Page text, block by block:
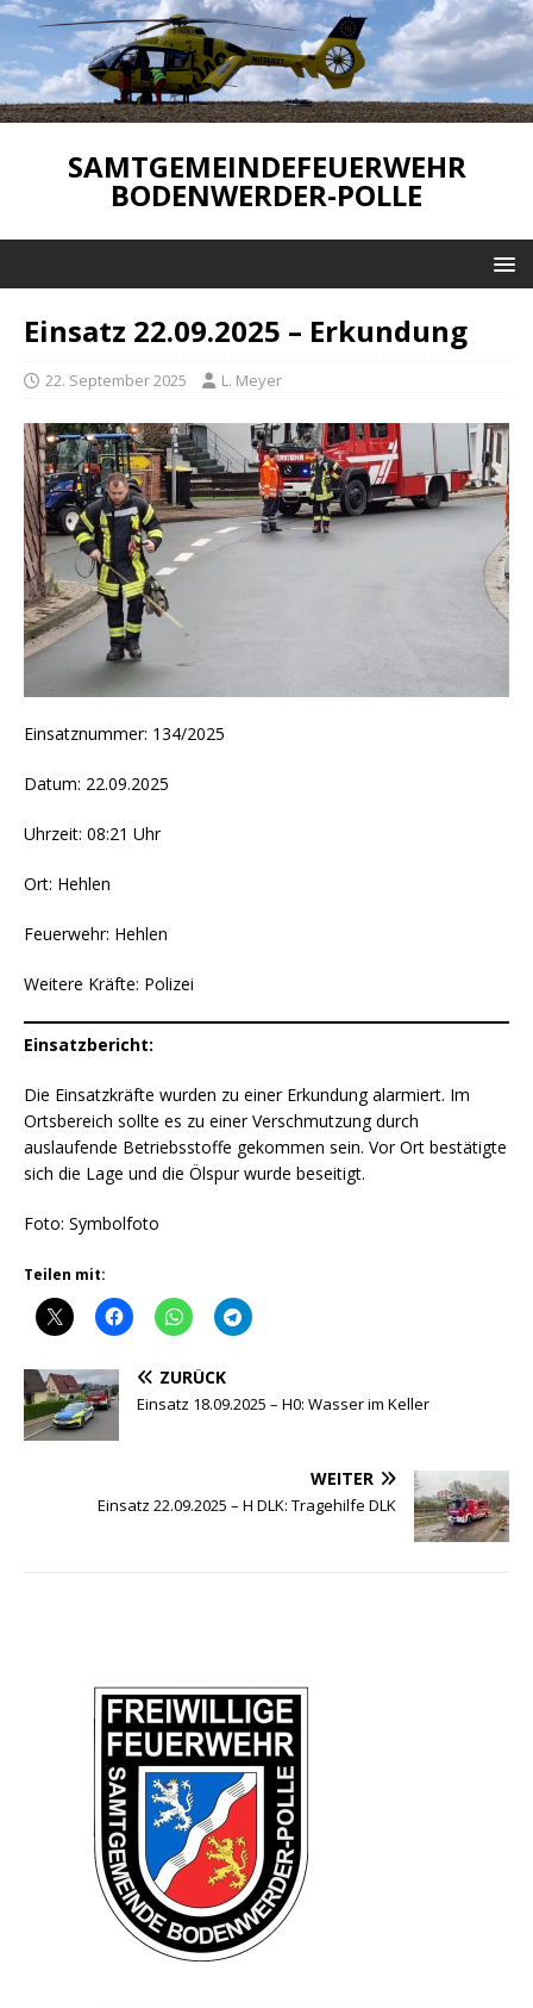
SAMTGEMEINDEFEUERWEHR
BODENWERDER-POLLE
Einsatz 22.09.2025 – Erkundung
22. September 2025 L. Meyer
Einsatznummer: 134/2025
Datum: 22.09.2025
Uhrzeit: 08:21 Uhr
Ort: Hehlen
Feuerwehr: Hehlen
Weitere Kräfte: Polizei
Einsatzbericht:
Die Einsatzkräfte wurden zu einer Erkundung alarmiert. Im
Ortsbereich sollte es zu einer Verschmutzung durch
auslaufende Betriebsstoffe gekommen sein. Vor Ort bestätigte
sich die Lage und die Ölspur wurde beseitigt.
Foto: Symbolfoto
Teilen mit:
ZURÜCK
Einsatz 18.09.2025 – H0: Wasser im Keller
WEITER
Einsatz 22.09.2025 – H DLK: Tragehilfe DLK